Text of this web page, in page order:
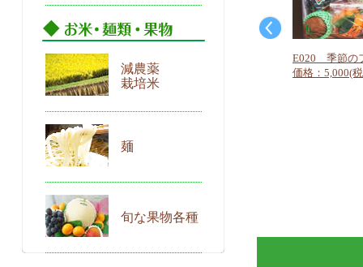
減農薬
栽培米
麺
旬な果物各種
E020 季節の
価格：5,000(